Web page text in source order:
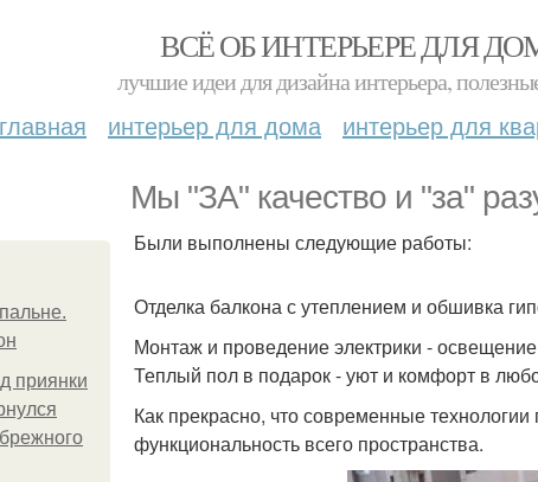
ВСЁ ОБ ИНТЕРЬЕРЕ ДЛЯ
лучшие идеи для дизайна интерьера,
главная интерьер для дома интерьер для
Мы "ЗА" качество и "за"
приянки
Были выполнены следующие работы:
Отделка балкона с утеплением и обшивка
Монтаж и проведение электрики -
Теплый пол в подарок - уют и комфорт в
Как прекрасно, что современные
функциональность всего пространства.